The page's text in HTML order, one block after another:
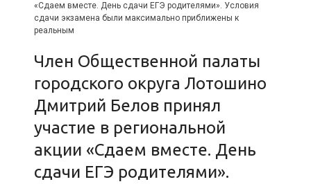
«Сдаем вместе. День сдачи ЕГЭ родителями». Условия
сдачи экзамена были максимально приближены к
реальным
Член Общественной палаты
городского округа Лотошино
Дмитрий Белов принял
участие в региональной
акции «Сдаем вместе. День
сдачи ЕГЭ родителями».